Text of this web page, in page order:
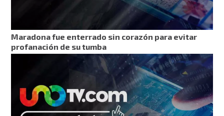
Maradona fue enterrado sin corazón para evitar
profanación de su tumba